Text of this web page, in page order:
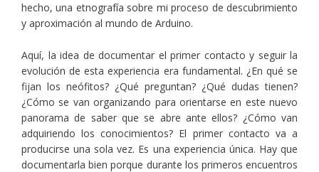
hecho, una etnografía sobre mi proceso de descubrimiento
y aproximación al mundo de Arduino.
Aquí, la idea de documentar el primer contacto y seguir la
evolución de esta experiencia era fundamental. ¿En qué se
fijan los neófitos? ¿Qué preguntan? ¿Qué dudas tienen?
¿Cómo se van organizando para orientarse en este nuevo
panorama de saber que se abre ante ellos? ¿Cómo van
adquiriendo los conocimientos? El primer contacto va a
producirse una sola vez. Es una experiencia única. Hay que
documentarla bien porque durante los primeros encuentros